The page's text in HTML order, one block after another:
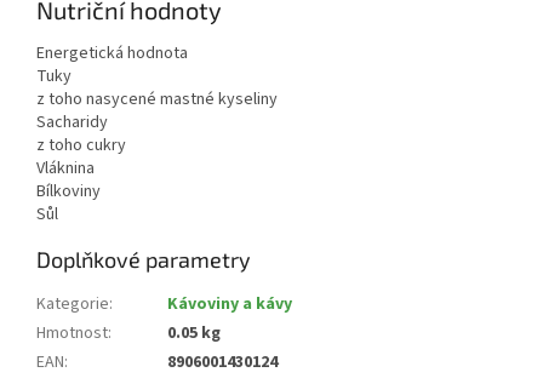
Nutriční hodnoty
Energetická hodnota
Tuky
z toho nasycené mastné kyseliny
Sacharidy
z toho cukry
Vláknina
Bílkoviny
Sůl
Doplňkové parametry
Kategorie:
Kávoviny a kávy
Hmotnost:
0.05 kg
EAN: 8906001430124